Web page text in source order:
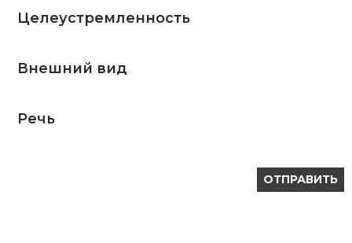
Целеустремленность
Внешний вид
Речь